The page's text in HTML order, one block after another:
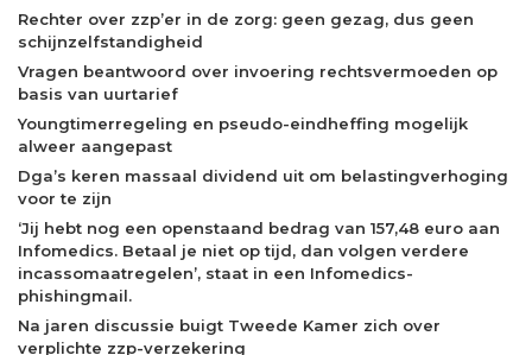
Rechter over zzp’er in de zorg: geen gezag, dus geen
schijnzelfstandigheid
Vragen beantwoord over invoering rechtsvermoeden op
basis van uurtarief
Youngtimerregeling en pseudo-eindheffing mogelijk
alweer aangepast
Dga’s keren massaal dividend uit om belastingverhoging
voor te zijn
‘Jij hebt nog een openstaand bedrag van 157,48 euro aan
Infomedics. Betaal je niet op tijd, dan volgen verdere
incassomaatregelen’, staat in een Infomedics-
phishingmail.
Na jaren discussie buigt Tweede Kamer zich over
verplichte zzp-verzekering